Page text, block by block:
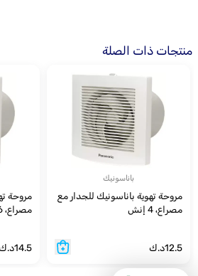
منتجات ذات الصلة
باناسونيك
مروحة تهوية باناسونيك للجدار مع
مصراع، 4 إنش
12.5د.ك
مروحة
مصراع، 6 إنش
14.5